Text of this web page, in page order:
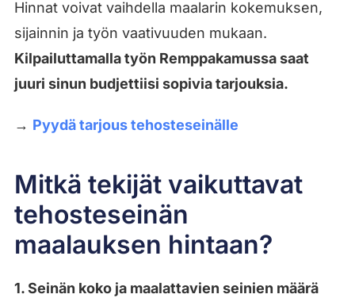
Hinnat voivat vaihdella maalarin kokemuksen,
sijainnin ja työn vaativuuden mukaan.
Kilpailuttamalla työn Remppakamussa saat
juuri sinun budjettiisi sopivia tarjouksia.
→ Pyydä tarjous tehosteseinälle
Mitkä tekijät vaikuttavat
tehosteseinän
maalauksen hintaan?
1. Seinän koko ja maalattavien seinien määrä